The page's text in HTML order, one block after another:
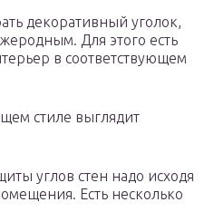
декоративный уголок,
Для этого есть
в соответствующем
стиле выглядит
углов стен надо исходя
Есть несколько